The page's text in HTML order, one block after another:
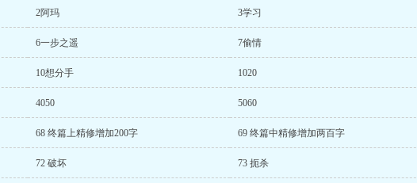
2阿玛 3学习
6一步之遥 7偷情
10想分手 1020
4050 5060
68 终篇上精修增加200字 69 终篇中精修增加两百字
72 破坏 73 扼杀